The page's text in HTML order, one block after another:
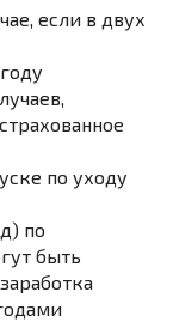
если в двух
по уходу
по
быть